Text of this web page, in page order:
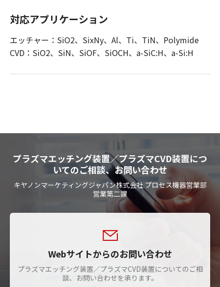
対応アプリケーション
エッチャー：SiO2、SixNy、Al、Ti、TiN、Polymide
CVD：SiO2、SiN、SiOF、SiOCH、a-SiC:H、a-Si:H
プラズマエッチング装置／プラズマCVD装置につ
いてのご相談、お問い合わせ
キヤノンマーケティングジャパン株式会社 プロセス機器営業部
営業第二課
Webサイトからのお問い合わせ
プラズマエッチング装置／プラズマCVD装置についてのご相
談、お問い合わせを承ります。